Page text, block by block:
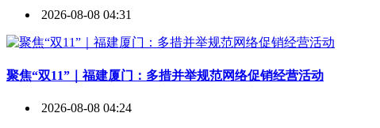
2026-08-08 04:31
聚焦“双11”｜福建厦门：多措并举规范网络促销经营活动
2026-08-08 04:24